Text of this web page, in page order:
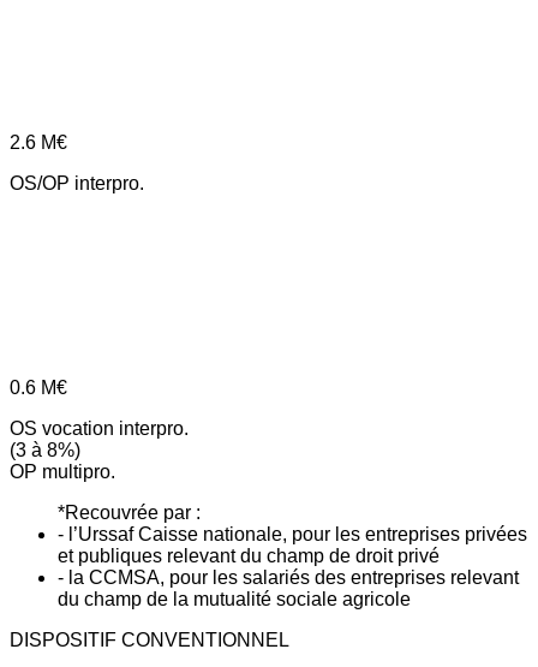
2.6 M€
OS/OP interpro.
0.6 M€
OS vocation interpro.
(3 à 8%)
OP multipro.
*Recouvrée par :
- l’Urssaf Caisse nationale, pour les entreprises privées
et publiques relevant du champ de droit privé
- la CCMSA, pour les salariés des entreprises relevant
du champ de la mutualité sociale agricole
DISPOSITIF CONVENTIONNEL